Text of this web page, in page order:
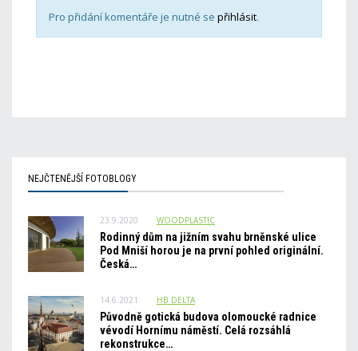
Pro přidání komentáře je nutné se přihlásit.
NEJČTENĚJŠÍ FOTOBLOGY
23.9.2020 WOODPLASTIC
Rodinný dům na jižním svahu brněnské ulice
Pod Mniší horou je na první pohled originální.
Česká…
14.6.2021 HB_DELTA
Původně gotická budova olomoucké radnice
vévodí Hornímu náměstí. Celá rozsáhlá
rekonstrukce…